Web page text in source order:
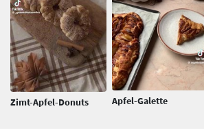
Zimt-Apfel-Donuts Apfel-Galette